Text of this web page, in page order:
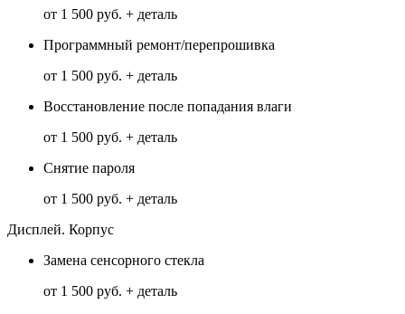
от 1 500 руб. + деталь
Программный ремонт/перепрошивка
от 1 500 руб. + деталь
Восстановление после попадания влаги
от 1 500 руб. + деталь
Снятие пароля
от 1 500 руб. + деталь
Дисплей. Корпус
Замена сенсорного стекла
от 1 500 руб. + деталь